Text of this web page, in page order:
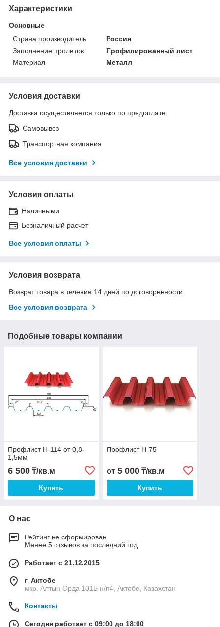
Характеристики
Основные
Страна производитель
Россия
Заполнение пролетов
Профилированный лист
Материал
Металл
Условия доставки
Доставка осуществляется только по предоплате.
Самовывоз
Транспортная компания
Все условия доставки
Условия оплаты
Наличными
Безналичный расчет
Все условия оплаты
Условия возврата
Возврат товара в течение 14 дней по договоренности
Все условия возврата
Подобные товары компании
Профлист Н-114 от 0,8-
1,5мм
6 500 ₸/кв.м
Купить
Профлист Н-75
от 5 000₸/кв.м
Купить
О нас
Рейтинг не сформирован
Менее 5 отзывов за последний год
Работает с 21.12.2015
г. Актобе
мкр. Алтын Орда 101Б н/п4, Актобе, Казахстан
Контакты
Сегодня работает с 09:00 до 18:00